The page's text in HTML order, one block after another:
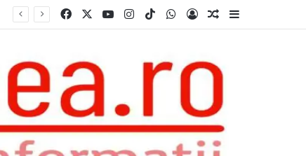
Facebook YouTubeInstagram
TikTokWhatsApp
Log InRandom Article